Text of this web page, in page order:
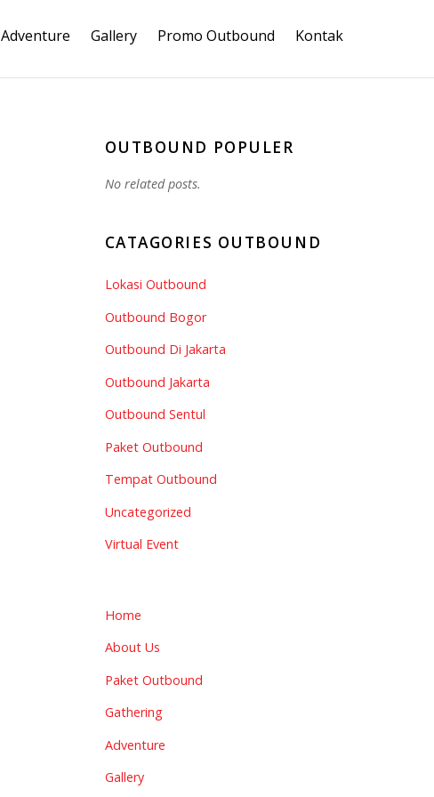
Adventure Gallery Promo Outbound Kontak
OUTBOUND POPULER
No related posts.
CATAGORIES OUTBOUND
Lokasi Outbound
Outbound Bogor
Outbound Di Jakarta
Outbound Jakarta
Outbound Sentul
Paket Outbound
Tempat Outbound
Uncategorized
Virtual Event
Home
About Us
Paket Outbound
Gathering
Adventure
Gallery